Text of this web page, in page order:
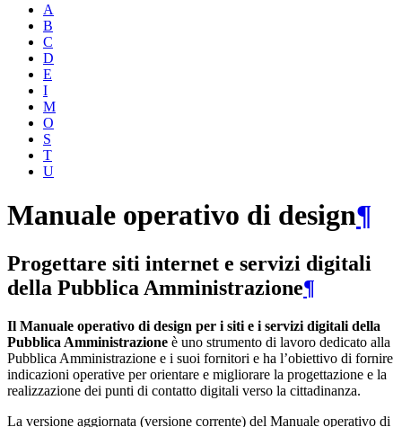
A
B
C
D
E
I
M
O
S
T
U
Manuale operativo di design¶
Progettare siti internet e servizi digitali
della Pubblica Amministrazione¶
Il Manuale operativo di design per i siti e i servizi digitali della
Pubblica Amministrazione è uno strumento di lavoro dedicato alla
Pubblica Amministrazione e i suoi fornitori e ha l’obiettivo di fornire
indicazioni operative per orientare e migliorare la progettazione e la
realizzazione dei punti di contatto digitali verso la cittadinanza.
La versione aggiornata (versione corrente) del Manuale operativo di